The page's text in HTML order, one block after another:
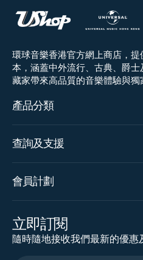
環球音樂香港官方網上商店，
本，涵蓋中外流行、古典、爵
藏家帶來高品質的音樂體驗與獨
產品分類
查詢及支援
會員計劃
立即訂閱
隨時隨地接收我們最新的優惠